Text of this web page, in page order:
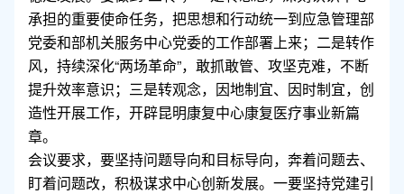
承担的重要使命任务，把思想和行动统一到应急管理部
党委和部机关服务中心党委的工作部署上来；二是转作
风，持续深化“两场革命”，敢抓敢管、攻坚克难，不断
提升效率意识；三是转观念，因地制宜、因时制宜，创
造性开展工作，开辟昆明康复中心康复医疗事业新篇
章。
会议要求，要坚持问题导向和目标导向，奔着问题去、
盯着问题改，积极谋求中心创新发展。一要坚持党建引